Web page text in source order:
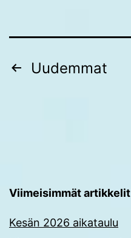
Artikkelien
Uudemmat
Viimeisimmät artikkelit
Kesän 2026 aikataulu